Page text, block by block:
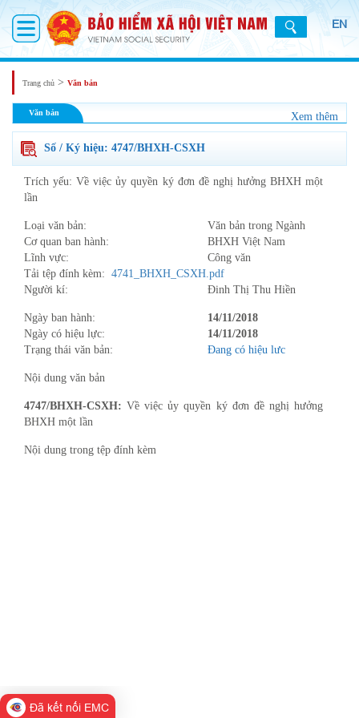
EN
Trang chủ > Văn bản
Văn bản Xem thêm
Số / Ký hiệu: 4747/BHXH-CSXH
Trích yếu: Về việc ủy quyền ký đơn đề nghị hưởng BHXH một
lần
Loại văn bản:
Văn bản trong Ngành
Cơ quan ban hành:
BHXH Việt Nam
Lĩnh vực:
Công văn
Tải tệp đính kèm:
4741_BHXH_CSXH.pdf
Người kí:
Đinh Thị Thu Hiền
Ngày ban hành:
14/11/2018
Ngày có hiệu lực:
14/11/2018
Trạng thái văn bản:
Đang có hiệu lưc
Nội dung văn bản
4747/BHXH-CSXH: Về việc ủy quyền ký đơn đề nghị hưởng
BHXH một lần
Nội dung trong tệp đính kèm
Đã kết nối EMC